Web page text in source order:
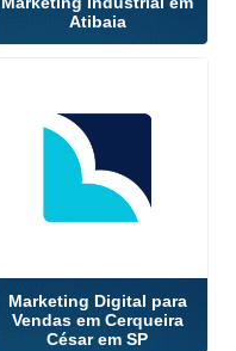
Atibaia
Marketing Digital para
Vendas em Cerqueira
César em SP